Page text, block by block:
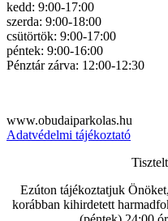
kedd: 9:00-17:00
szerda: 9:00-18:00
csütörtök: 9:00-17:00
péntek: 9:00-16:00
Pénztár zárva: 12:00-12:30
www.obudaiparkolas.hu
Adatvédelmi tájékoztató
Ezúton tájékoztatjuk
korábban kihirdetett